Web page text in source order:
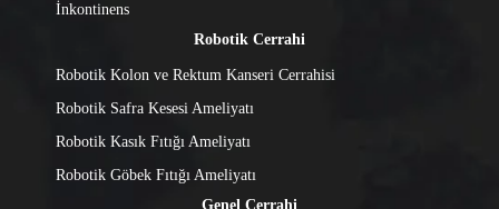
İnkontinens
Robotik Cerrahi
Robotik Kolon ve Rektum Kanseri Cerrahisi
Robotik Safra Kesesi Ameliyatı
Robotik Kasık Fıtığı Ameliyatı
Robotik Göbek Fıtığı Ameliyatı
Genel Cerrahi